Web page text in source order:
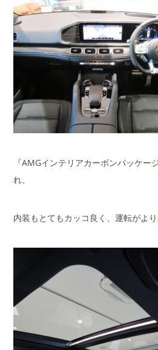
『AMGインテリアカーボンパッケー
れ、
内装もとてもカッコ良く、運転がよ